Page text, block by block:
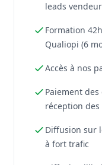
leads
Formation
Qualiopi (6
Accès à nos
Paiement
réception
Diffusion sur
à fort trafic